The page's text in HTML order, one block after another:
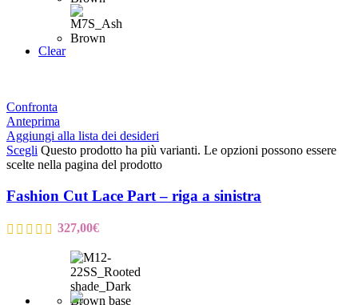
Clear
Confronta
Anteprima
Aggiungi alla lista dei desideri
Scegli Questo prodotto ha più varianti. Le opzioni possono essere
scelte nella pagina del prodotto
Fashion Cut Lace Part – riga a sinistra
327,00€